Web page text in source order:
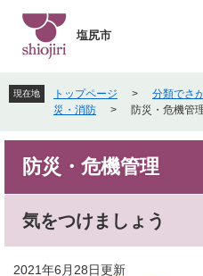
先
頭
す
を
飛
し
文
塩尻市
現在地 トップページ > 分類でさ
災・消防
> 防災・危機管
防災・危機管理
気をつけましょう
2021年6月28日更新